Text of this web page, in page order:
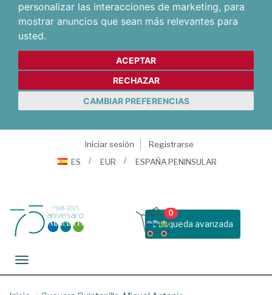
personalizar las interacciones de marketing, para
mostrar anuncios que sean más relevantes para
usted.
ACEPTAR
RECHAZAR
CAMBIAR PREFERENCIAS
Iniciar sesión
Registrarse
ES
EUR ESPAÑA PENINSULAR
Busqueda avanzada
0
Toggle navigation